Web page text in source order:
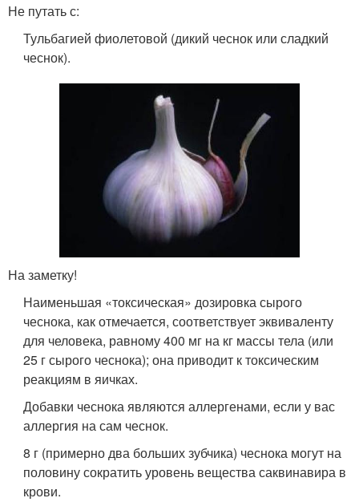
Не путать с:
Тульбагией фиолетовой (дикий чеснок или сладкий
чеснок).
На заметку!
Наименьшая «токсическая» дозировка сырого
чеснока, как отмечается, соответствует эквиваленту
для человека, равному 400 мг на кг массы тела (или
25 г сырого чеснока); она приводит к токсическим
реакциям в яичках.
Добавки чеснока являются аллергенами, если у вас
аллергия на сам чеснок.
8 г (примерно два больших зубчика) чеснока могут на
половину сократить уровень вещества саквинавира в
крови.